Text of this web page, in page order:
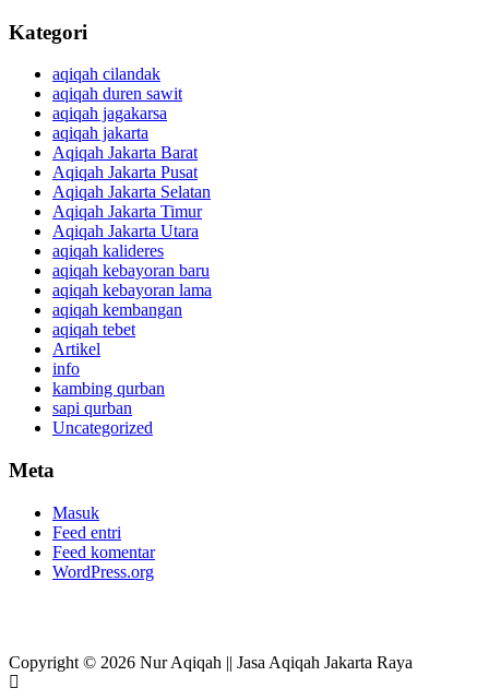
Kategori
aqiqah cilandak
aqiqah duren sawit
aqiqah jagakarsa
aqiqah jakarta
Aqiqah Jakarta Barat
Aqiqah Jakarta Pusat
Aqiqah Jakarta Selatan
Aqiqah Jakarta Timur
Aqiqah Jakarta Utara
aqiqah kalideres
aqiqah kebayoran baru
aqiqah kebayoran lama
aqiqah kembangan
aqiqah tebet
Artikel
info
kambing qurban
sapi qurban
Uncategorized
Meta
Masuk
Feed entri
Feed komentar
WordPress.org
Copyright © 2026 Nur Aqiqah || Jasa Aqiqah Jakarta Raya